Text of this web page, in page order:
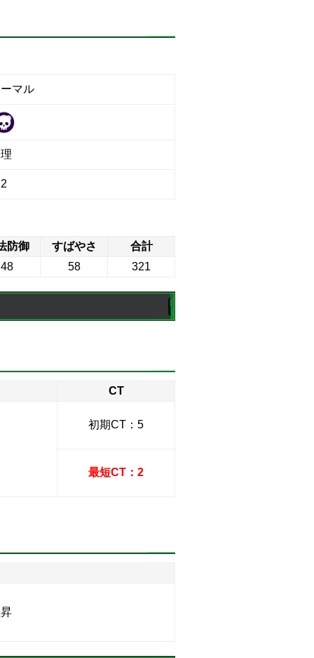
ーマル
防御 すばやさ
合計
48 58 321
CT
初期CT：5
最短CT：2